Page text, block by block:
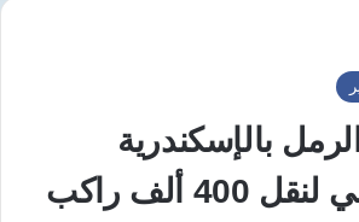
بالإسكندرية
مشروع قومي لنقل 400 ألف راكب